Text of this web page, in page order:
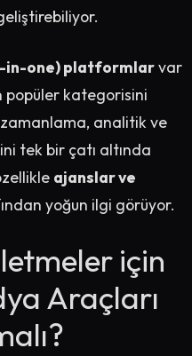
in-one) platformlarvar
popüler kategorisini
analitik ve
tek bir çatı altında
ajanslar ve
yoğun ilgi görüyor.
için
Araçları